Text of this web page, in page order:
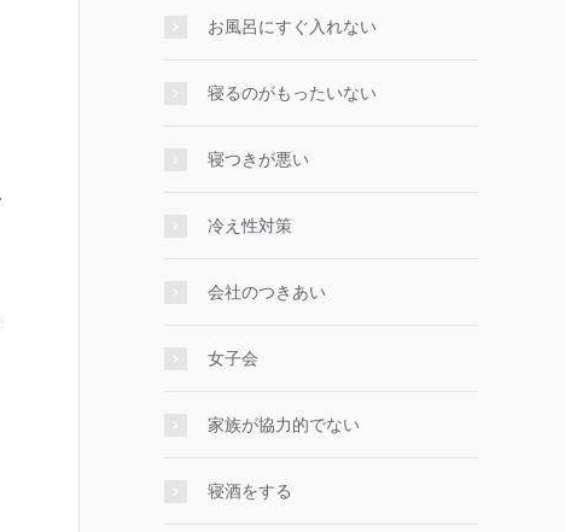
お風呂にすぐ入れない
寝るのがもったいない
寝つきが悪い
冷え性対策
会社のつきあい
女子会
家族が協力的でない
寝酒をする